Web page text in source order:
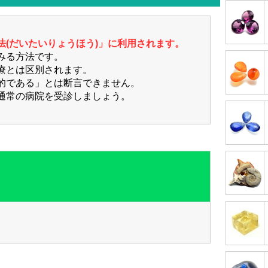
だいたいりょうほう)」に利用されます。
方法です。
は区別されます。
ある」とは断言できません。
の病院を受診しましょう。